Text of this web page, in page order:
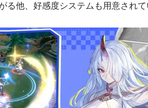
他、好感度システムも用意されて